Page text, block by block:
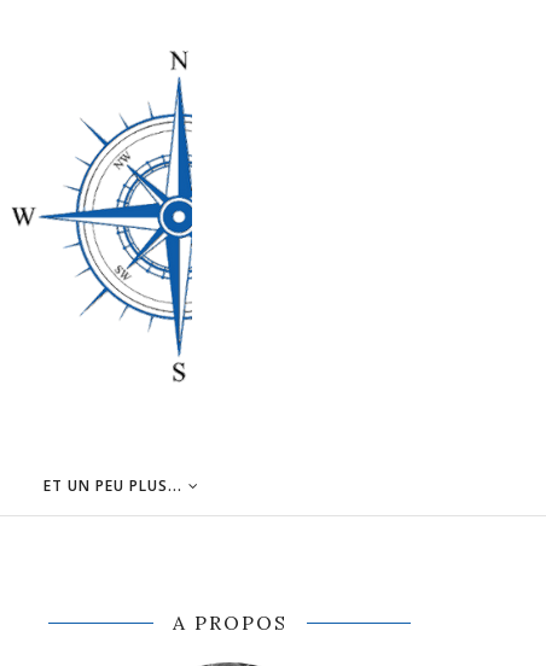
ET UN PEU PLUS...
A PROPOS